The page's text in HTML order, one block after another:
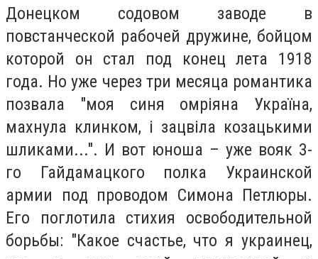
Донецком содовом заводе в
повстанческой рабочей дружине, бойцом
которой он стал под конец лета 1918
года. Но уже через три месяца романтика
позвала "моя синя омріяна Україна,
махнула клинком, і зацвіла козацькими
шликами...". И вот юноша – уже вояк 3-
го Гайдамацкого полка Украинской
армии под проводом Симона Петлюры.
Его поглотила стихия освободительной
борьбы: "Какое счастье, что я украинец,